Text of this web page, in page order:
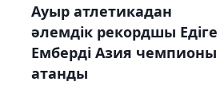
Ауыр атлетикадан
әлемдік рекордшы Едіге
Емберді Азия чемпионы
атанды